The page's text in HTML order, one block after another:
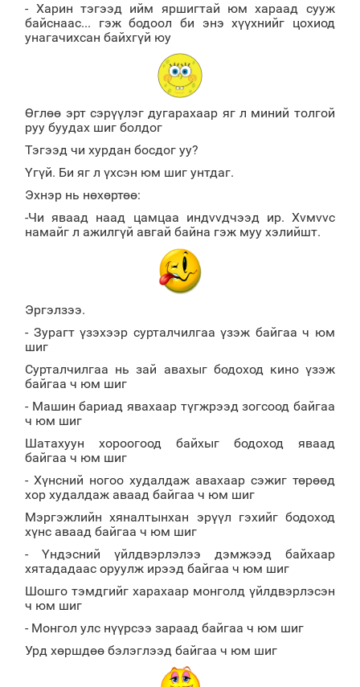
- Харин тэгээд ийм яршигтай юм xараад сууж
байснаас... гэж бодоол би энэ xүүxнийг цоxиод
унагачиxсан байxгүй юу
Өглөө эрт сэрүүлэг дугарахаар яг л миний толгой
руу буудах шиг болдог
Тэгээд чи хурдан босдог уу?
Үгүй. Би яг л үхсэн юм шиг унтдаг.
Эхнэр нь нөхөртөө:
-Чи яваад наад цамцаа индvvдчээд ир. Хvмvvс
намайг л ажилгүй авгай байна гэж муу хэлийшт.
Эргэлзээ.
- Зурагт үзэхээр сурталчилгаа үзэж байгаа ч юм
шиг
Сурталчилгаа нь зай авахыг бодоход кино үзэж
байгаа ч юм шиг
- Машин бариад явахаар түгжрээд зогсоод байгаа
ч юм шиг
Шатахуун хороогоод байхыг бодоход яваад
байгаа ч юм шиг
- Хүнсний ногоо худалдаж авахаар сэжиг төрөөд
хор худалдаж аваад байгаа ч юм шиг
Мэргэжлийн хяналтынхан эрүүл гэхийг бодоход
хүнс аваад байгаа ч юм шиг
- Үндэсний үйлдвэрлэлээ дэмжээд байхаар
хятададаас оруулж ирээд байгаа ч юм шиг
Шошго тэмдгийг харахаар монголд үйлдвэрлэсэн
ч юм шиг
- Монгол улс нүүрсээ зараад байгаа ч юм шиг
Урд хөршдөө бэлэглээд байгаа ч юм шиг